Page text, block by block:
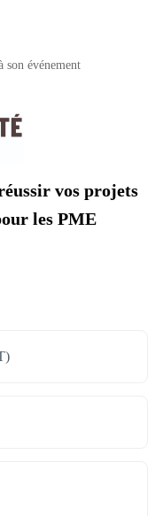
événement
vos projets
les PME